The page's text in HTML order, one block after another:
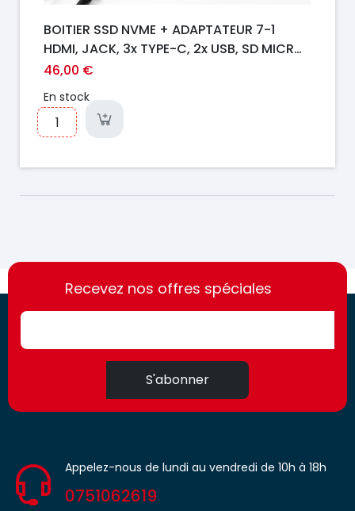
BOITIER SSD NVME + ADAPTATEUR 7-1
HDMI, JACK, 3x TYPE-C, 2x USB, SD MICRO
SD, RJ45 10GBITS ONTEN
46,00 €
En stock
https://france-
access.fr
https://france-
access.fr
Recevez nos offres spéciales
S'abonner
Appelez-nous de lundi au vendredi de 10h à 18h
0751062619